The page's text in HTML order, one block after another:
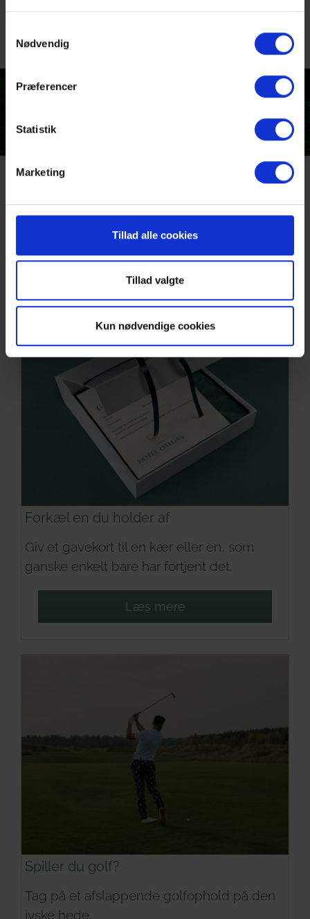
Nødvendig
Præferencer
Statistik
Marketing
Tillad alle cookies
Tillad valgte
Kun nødvendige cookies
Læs mere
Mere inspiration til et
ophold i det midtjyske
hedelandskab...
Forkæl en du holder af
Giv et gavekort til en kær eller en, som
ganske enkelt bare har fortjent det.
Læs mere
Spiller du golf?
Tag på et afslappende golfophold på den
jyske hede.